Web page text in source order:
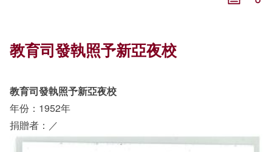
教育司發執照予新亞夜校
教育司發執照予新亞夜校
年份：1952年
捐贈者：／